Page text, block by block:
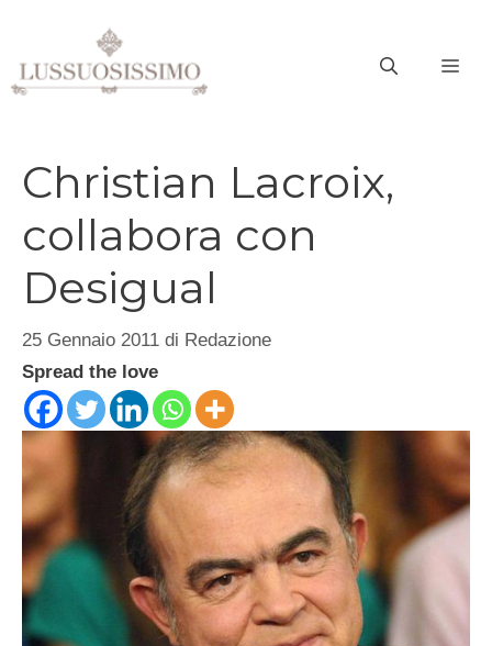
contenuto
Christian Lacroix,
collabora con
Desigual
25 Gennaio 2011 di Redazione
Spread the love